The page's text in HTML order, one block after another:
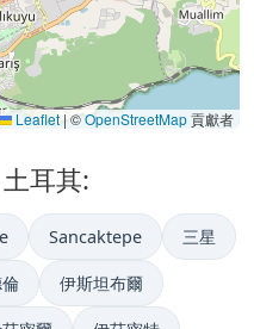
Leaflet|©OpenStreetMap貢獻者
耳其:
Sancaktepe 三星
伊斯坦布爾